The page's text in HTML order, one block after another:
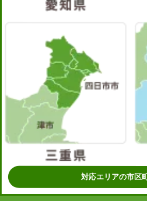
対応エリアの市区